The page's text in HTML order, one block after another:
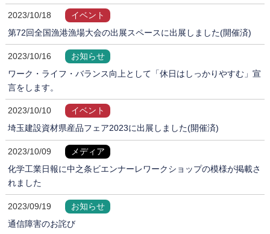
2023/10/18
イベント
第72回全国漁港漁場大会の出展スペースに出展しました(開催済)
2023/10/16
お知らせ
ワーク・ライフ・バランス向上として「休日はしっかりやすむ」宣
言をします。
2023/10/10
イベント
埼玉建設資材県産品フェア2023に出展しました(開催済)
2023/10/09
メディア
化学工業日報に中之条ビエンナーレワークショップの模様が掲載さ
れました
2023/09/19
お知らせ
通信障害のお詫び